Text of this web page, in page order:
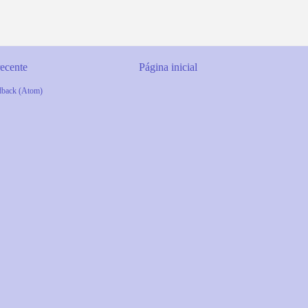
Página inicial
(Atom)